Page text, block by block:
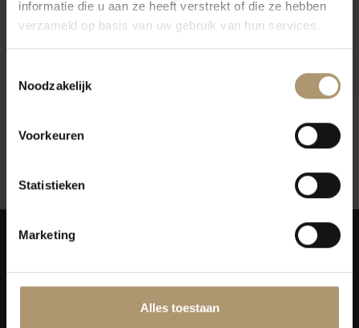
informatie die u aan ze heeft verstrekt of die ze hebben
verzameld op basis van uw gebruik van hun services.
Noodzakelijk
Voorkeuren
Statistieken
Marketing
Alles toestaan
€10,95